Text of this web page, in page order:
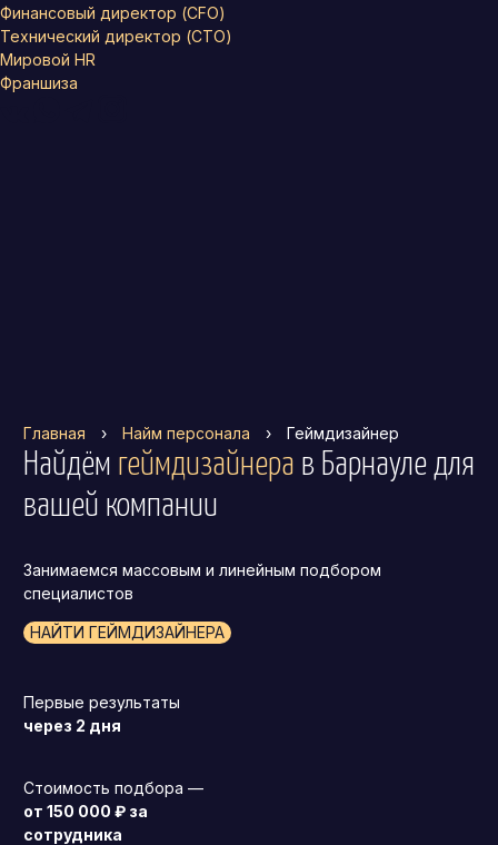
Финансовый директор (CFO)
Технический директор (CTO)
Мировой HR
Франшиза
Главная › Найм персонала › Геймдизайнер
Найдём геймдизайнера в Барнауле для
вашей компании
Занимаемся массовым и линейным подбором
специалистов
НАЙТИ ГЕЙМДИЗАЙНЕРА
Первые результаты
через 2 дня
Стоимость подбора —
от 150 000 ₽ за
сотрудника